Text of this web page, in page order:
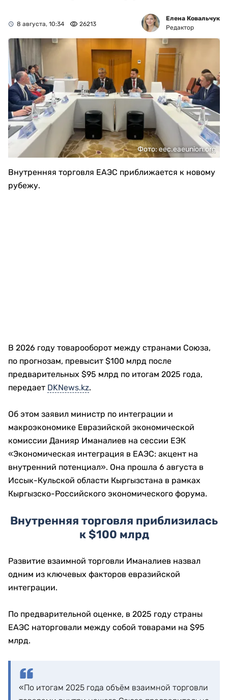
8 августа, 10:34 26213
Елена Ковальчук
Редактор
Фото: eec.eaeunion.org
Внутренняя торговля ЕАЭС приближается к новому
рубежу.
В 2026 году товарооборот между странами Союза,
по прогнозам, превысит $100 млрд после
предварительных $95 млрд по итогам 2025 года,
передает DKNews.kz.
Об этом заявил министр по интеграции и
макроэкономике Евразийской экономической
комиссии Данияр Иманалиев на сессии ЕЭК
«Экономическая интеграция в ЕАЭС: акцент на
внутренний потенциал». Она прошла 6 августа в
Иссык-Кульской области Кыргызстана в рамках
Кыргызско-Российского экономического форума.
Внутренняя торговля приблизилась
к $100 млрд
Развитие взаимной торговли Иманалиев назвал
одним из ключевых факторов евразийской
интеграции.
По предварительной оценке, в 2025 году страны
ЕАЭС наторговали между собой товарами на $95
млрд.
«По итогам 2025 года объём взаимной торговли